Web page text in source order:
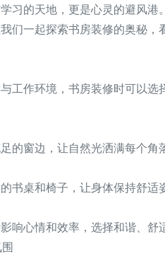
习的天地，更是心灵的避风
们一起探索书房装修的奥秘
工作环境，书房装修时可以
的窗边，让自然光洒满每个角
书桌和椅子，让身体保持舒适
响心情和效率，选择和谐、舒